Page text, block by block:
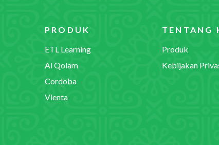
PRODUK
ETL Learning
Al Qolam
Cordoba
Vienta
TENTANG
Produk
Kebijakan